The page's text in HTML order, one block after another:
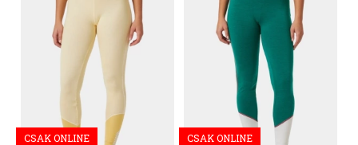
CSAK ONLINE CSAK ONLINE